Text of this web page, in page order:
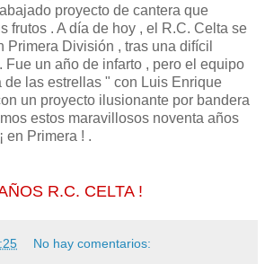
proyecto de cantera que
frutos . A día de hoy , el R.C. Celta se
Primera División , tras una difícil
Fue un año de infarto , pero el equipo
de las estrellas " con Luis Enrique
un proyecto ilusionante por bandera
estos maravillosos noventa años
en Primera ! .
R.C. CELTA !
No hay comentarios: